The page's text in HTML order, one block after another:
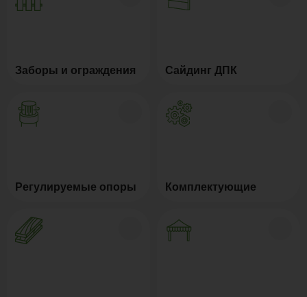
Заборы и ограждения Сайдинг ДПК
Регулируемые опоры Комплектующие